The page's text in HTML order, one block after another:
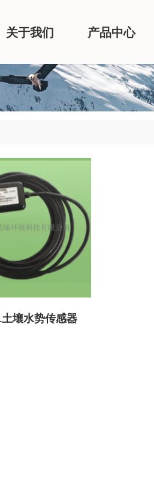
关于我们 产品中心
壤水势传感器